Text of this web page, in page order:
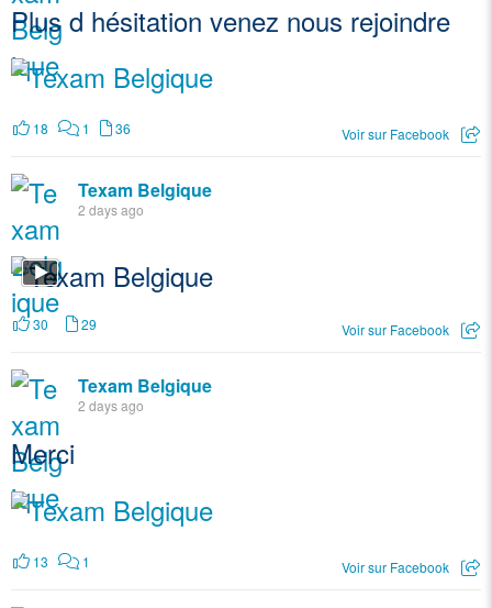
Plus d hésitation venez nous rejoindre
18 1 36 Voir sur Facebook
Texam Belgique
2 days ago
30 29 Voir sur Facebook
Texam Belgique
2 days ago
Merci
13 1 Voir sur Facebook